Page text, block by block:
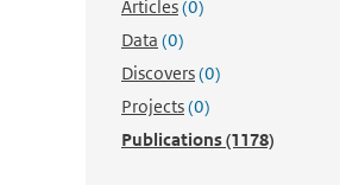
Articles(0)
Data (0)
Discovers(0)
Projects(0)
Publications(1178)